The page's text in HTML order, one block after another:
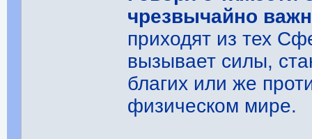
чрезвычайно
приходят из тех
вызывает силы,
благих или же
физическом мире.